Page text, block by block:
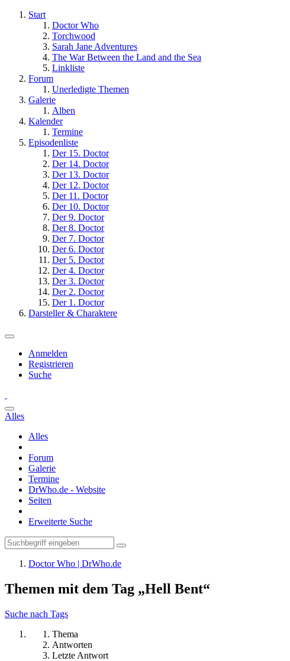
Start
Doctor Who
Torchwood
Sarah Jane Adventures
The War Between the Land and the Sea
Linkliste
Forum
Unerledigte Themen
Galerie
Alben
Kalender
Termine
Episodenliste
Der 15. Doctor
Der 14. Doctor
Der 13. Doctor
Der 12. Doctor
Der 11. Doctor
Der 10. Doctor
Der 9. Doctor
Der 8. Doctor
Der 7. Doctor
Der 6. Doctor
Der 5. Doctor
Der 4. Doctor
Der 3. Doctor
Der 2. Doctor
Der 1. Doctor
Darsteller & Charaktere
Anmelden
Registrieren
Suche
Alles
Alles
Forum
Galerie
Termine
DrWho.de - Website
Seiten
Erweiterte Suche
Doctor Who | DrWho.de
Themen mit dem Tag „Hell Bent“
Suche nach Tags
Thema
Antworten
Letzte Antwort